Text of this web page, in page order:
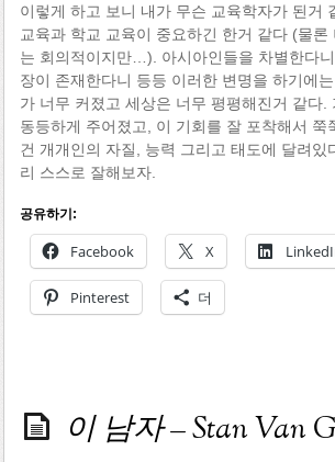
이렇게 하고 보니 내가 무슨 교육학자가 된거
교육과 학교 교육이 중요하긴 한거 같다 (물론
는 회의적이지만…). 아시아인들을 차별한다
장이 존재한다니 등등 이러한 변명을 하기에
가 너무 커졌고 세상은 너무 평평해진거 같다.
동등하게 주어졌고, 이 기회를 잘 포착해서 쭉
건 개개인의 자질, 능력 그리고 태도에 달려있
리 스스로 잘해보자.
공유하기:
Facebook X
Pinterest 더
이 남자 – Stan Van